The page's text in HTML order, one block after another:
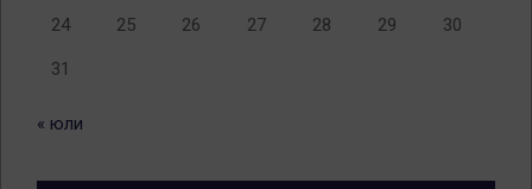
24 25 26 27 28 29 30
31
« юли